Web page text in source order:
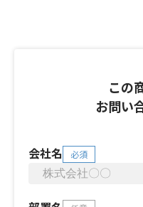
この
お問い
会社名 必須